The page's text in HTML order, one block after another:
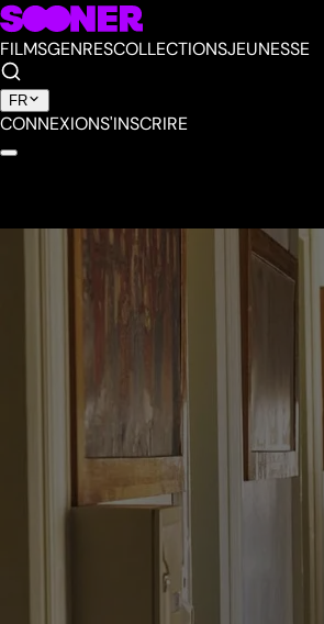
FILMSGENRESCOLLECTIONSJEUNESSE
FR
CONNEXIONS'INSCRIRE